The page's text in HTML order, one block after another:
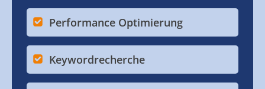
Performance Optimierung
Keywordrecherche